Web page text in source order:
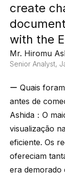
create
with the
Mr. Hiromu
Senior Analyst,
ー Quais
antes de
Ashida：O
visualização
eficiente. Os
ofereciam
era demorado